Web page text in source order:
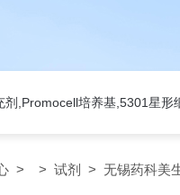
,Promocell培养基,5301星形
> > 试剂 > 无锡药科美